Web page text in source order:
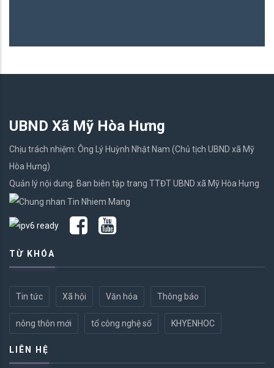
UBND Xã Mỹ Hòa Hưng
Chịu trách nhiệm: Ông Lý Huỳnh Nhật Nam (Chủ tịch UBND xã Mỹ
Hòa Hưng)
Quản lý nội dung: Ban biên tập trang TTĐT UBND xã Mỹ Hòa Hưng
TỪ KHÓA
Tin tức Xã hội Văn hóa Thông báo
nông thôn mới tổ công nghệ số KHYENHOC
LIÊN HỆ